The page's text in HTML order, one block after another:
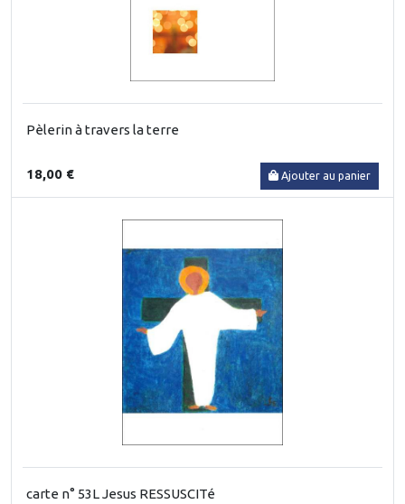
Pèlerin à travers la terre
18,00 € Ajouter au panier
carte n° 53L Jesus RESSUSCITé